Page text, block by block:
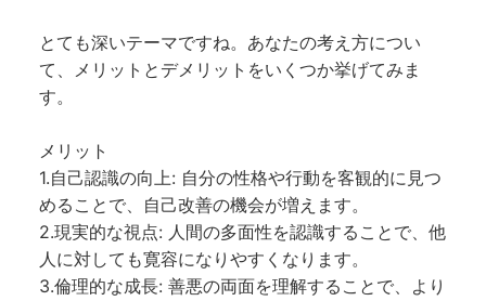
とても深いテーマですね。あなたの考え方につい
て、メリットとデメリットをいくつか挙げてみま
す。
メリット
1.自己認識の向上: 自分の性格や行動を客観的に見つ
めることで、自己改善の機会が増えます。
2.現実的な視点: 人間の多面性を認識することで、他
人に対しても寛容になりやすくなります。
3.倫理的な成長: 善悪の両面を理解することで、より